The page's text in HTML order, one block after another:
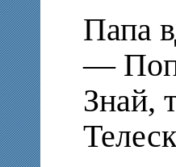
Папа
—
Знай,